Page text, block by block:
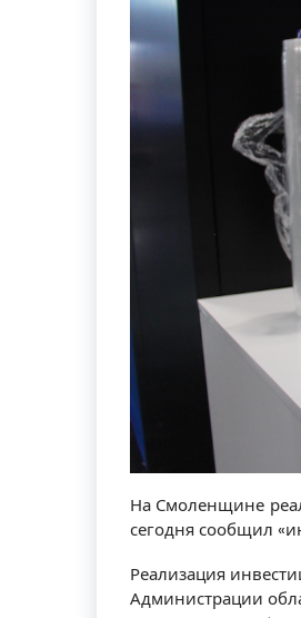
На Смоленщине
сегодня сообщил
Реализация
Администрации